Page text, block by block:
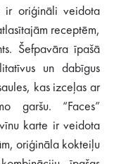
ir oriģināli veidota
receptēm,
Šefpavāra īpašā
un dabīgus
kas izceļas ar
garšu. “Faces”
karte ir veidota
oriģināla kokteiļu